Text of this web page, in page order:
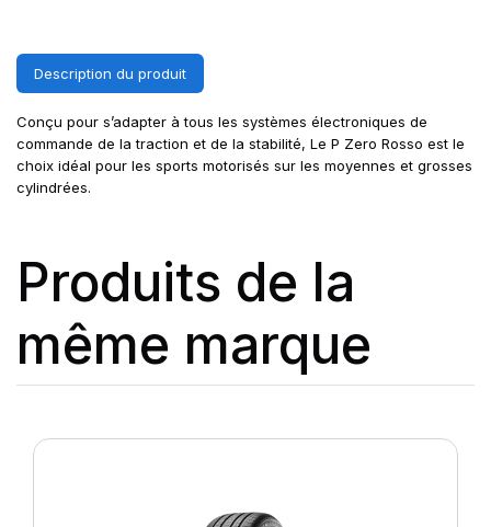
Description du produit
Conçu pour s’adapter à tous les systèmes électroniques de
commande de la traction et de la stabilité, Le P Zero Rosso est le
choix idéal pour les sports motorisés sur les moyennes et grosses
cylindrées.
Produits de la
même marque